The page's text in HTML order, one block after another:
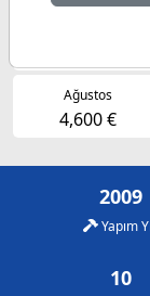
Ağustos
4,600 €
2009
Yapım
10